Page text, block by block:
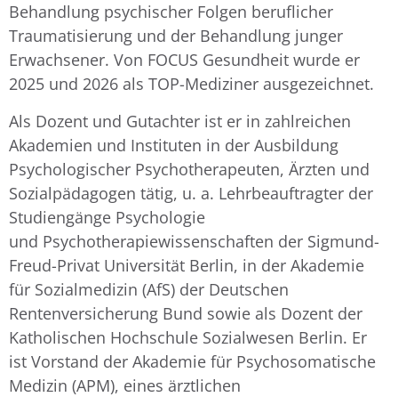
Behandlung psychischer Folgen beruflicher
Traumatisierung und der Behandlung junger
Erwachsener. Von FOCUS Gesundheit wurde er
2025 und 2026 als TOP-Mediziner ausgezeichnet.
Als Dozent und Gutachter ist er in zahlreichen
Akademien und Instituten in der Ausbildung
Psychologischer Psychotherapeuten, Ärzten und
Sozialpädagogen tätig, u. a. Lehrbeauftragter der
Studiengänge Psychologie
und Psychotherapiewissenschaften der Sigmund-
Freud-Privat Universität Berlin, in der Akademie
für Sozialmedizin (AfS) der Deutschen
Rentenversicherung Bund sowie als Dozent der
Katholischen Hochschule Sozialwesen Berlin. Er
ist Vorstand der Akademie für Psychosomatische
Medizin (APM), eines ärztlichen